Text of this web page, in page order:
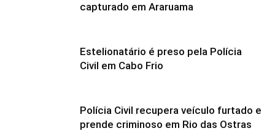
capturado em Araruama
Estelionatário é preso pela Polícia
Civil em Cabo Frio
Polícia Civil recupera veículo furtado e
prende criminoso em Rio das Ostras